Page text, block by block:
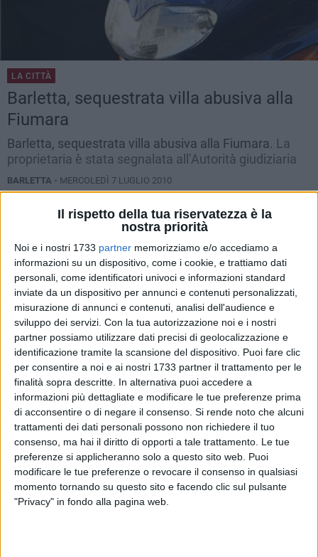
Il rispetto della tua riservatezza è la
nostra priorità
Noi e i nostri 1733 partner memorizziamo e/o accediamo a
informazioni su un dispositivo, come i cookie, e trattiamo dati
personali, come identificatori univoci e informazioni standard
inviate da un dispositivo per annunci e contenuti personalizzati,
misurazione di annunci e contenuti, analisi dell'audience e
sviluppo dei servizi. Con la tua autorizzazione noi e i nostri
partner possiamo utilizzare dati precisi di geolocalizzazione e
identificazione tramite la scansione del dispositivo. Puoi fare clic
per consentire a noi e ai nostri 1733 partner il trattamento per le
finalità sopra descritte. In alternativa puoi accedere a
informazioni più dettagliate e modificare le tue preferenze prima
di acconsentire o di negare il consenso. Si rende noto che alcuni
trattamenti dei dati personali possono non richiedere il tuo
consenso, ma hai il diritto di opporti a tale trattamento. Le tue
preferenze si applicheranno solo a questo sito web. Puoi
modificare le tue preferenze o revocare il consenso in qualsiasi
momento tornando su questo sito e facendo clic sul pulsante
"Privacy" in fondo alla pagina web.
LA CITTÀ
Barletta, sequestrata villa abusiva alla
Fiumara
Barletta, sequestrata villa abusiva alla Fiumara. La
proprietaria è stata segnalata all’Autorità giudiziaria
BARLETTA - MERCOLEDÌ 7 LUGLIO 2010
A cura di
NICOLA RICCHITELLI
È stata scoperta dagli agenti dagli agenti della Polizia
Municipale nell'ambito di un intensa attività di controllo del
territorio.